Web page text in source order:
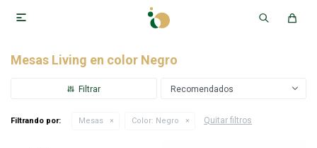

Mesas Living en color Negro
Recomendados
Filtrando por: Mesas Color: Negro Quitar filtros